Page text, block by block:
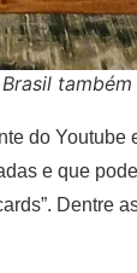
do
e que
Dentre